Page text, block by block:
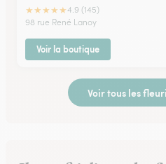
★★★★★4.9 (145)
98 rue René Lanoy
Voir la boutique
Voir tous les